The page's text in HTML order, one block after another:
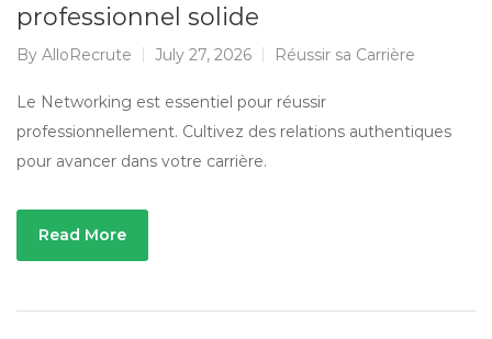
professionnel solide
By AlloRecrute July 27, 2026 Réussir sa Carrière
Le Networking est essentiel pour réussir
professionnellement. Cultivez des relations authentiques
pour avancer dans votre carrière.
Read More